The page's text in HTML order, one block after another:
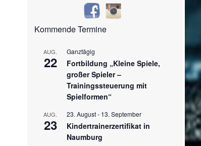
Kommende Termine
AUG.
22
Ganztägig
Fortbildung „Kleine Spiele,
großer Spieler –
Trainingssteuerung mit
Spielformen“
AUG.
23
23. August- 13. September
Kindertrainerzertifikat in
Naumburg